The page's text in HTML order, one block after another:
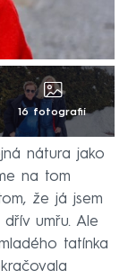
16 fotografií
nátura jako
na tom
že já jsem
umřu. Ale
tatínka